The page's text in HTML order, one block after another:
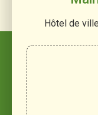
Hôtel de